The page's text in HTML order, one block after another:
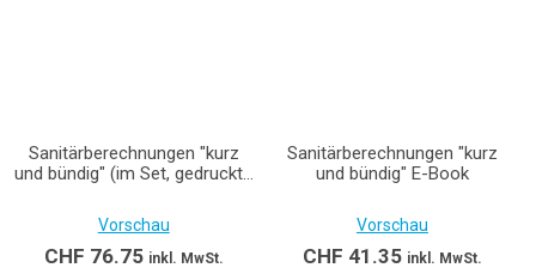
Sanitärberechnungen "kurz
und bündig" (im Set, gedruckte
Vorschau
CHF 76.75 inkl. MwSt.
Sanitärberechnungen "kurz
und bündig" E-Book
Vorschau
CHF 41.35 inkl. MwSt.